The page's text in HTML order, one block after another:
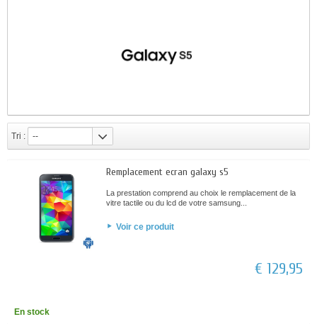
Tri : --
Remplacement ecran galaxy s5
La prestation comprend au choix le remplacement de la
vitre tactile ou du lcd de votre samsung...
Voir ce produit
€ 129,95
En stock